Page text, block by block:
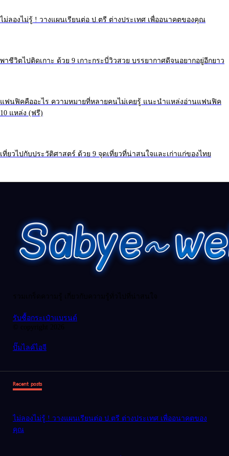
ไม่ลองไม่รู้ ! วางแผนเรียนต่อ ป.ตรี ต่างประเทศ เพื่ออนาคตของคุณ
พาชีวิตไปติดเกาะ ด้วย 9 เกาะกระบี่วิวสวย บรรยากาศดีจนอยากอยู่อีกยาว
แฟนฟิคคืออะไร ความหมายที่หลายคนไม่เคยรู้ แนะนำแหล่งอ่านแฟนฟิค
10 แหล่ง (ฟรี)
เที่ยวไปกับประวัติศาสตร์ ด้วย 9 จุดเที่ยวที่น่าสนใจและเก่าแก่ของไทย
รับซื้อกระเป๋าแบรนด์
ปั๊มไลค์ไอจี
Recent posts
ไม่ลองไม่รู้ ! วางแผนเรียนต่อ ป.ตรี ต่างประเทศ เพื่ออนาคตของ
คุณ